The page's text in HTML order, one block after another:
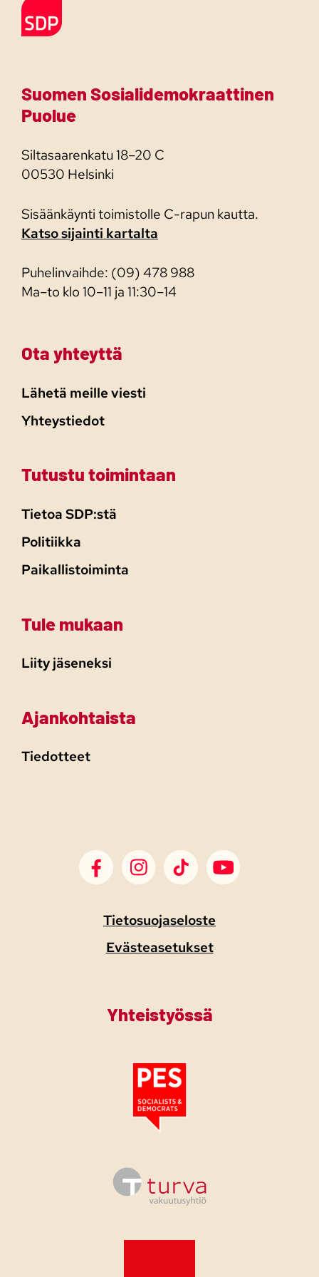
Etusivulle
Suomen Sosialidemokraattinen
Puolue
Siltasaarenkatu 18–20 C
00530 Helsinki
Sisäänkäynti toimistolle C-rapun kautta.
Katso sijainti kartalta
Puhelinvaihde: (09) 478 988
Ma–to klo 10–11 ja 11:30–14
Ota yhteyttä
Lähetä meille viesti
Yhteystiedot
Tutustu toimintaan
Tietoa SDP:stä
Politiikka
Paikallistoiminta
Tule mukaan
Liity jäseneksi
Ajankohtaista
Tiedotteet
SDP Facebook
SDP Instagram
SDP TikTokSDP Youtube
Tietosuojaseloste
Evästeasetukset
Yhteistyössä
Tutustu PES:n periaatejulistukseen